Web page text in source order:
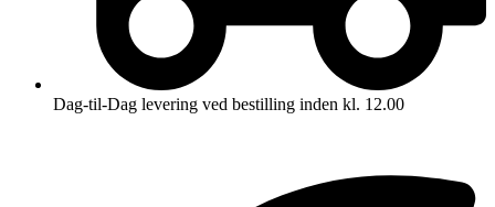
Dag-til-Dag levering ved bestilling inden kl. 12.00